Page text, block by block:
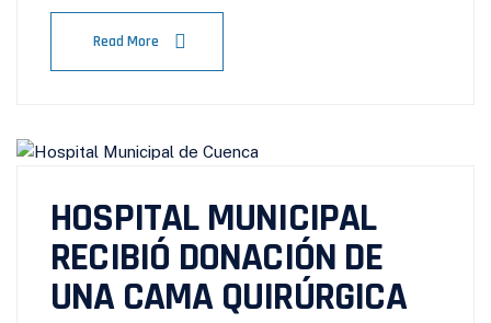
Read More
HOSPITAL MUNICIPAL
RECIBIÓ DONACIÓN DE
UNA CAMA QUIRÚRGICA